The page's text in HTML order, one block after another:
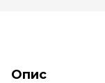
Опис